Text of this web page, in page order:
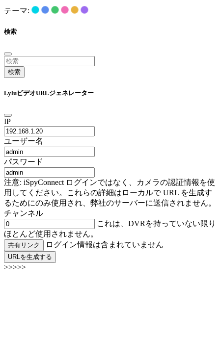
テーマ:
検索
検索
LyluビデオURLジェネレーター
IP
ユーザー名
パスワード
注意: iSpyConnect ログインではなく、カメラの認証情報を使
用してください。これらの詳細はローカルで URL を生成す
るためにのみ使用され、弊社のサーバーに送信されません。
チャンネル
これは、DVRを持っていない限り
ほとんど使用されません。
共有リンク ログイン情報は含まれていません
URLを生成する
>>>>>